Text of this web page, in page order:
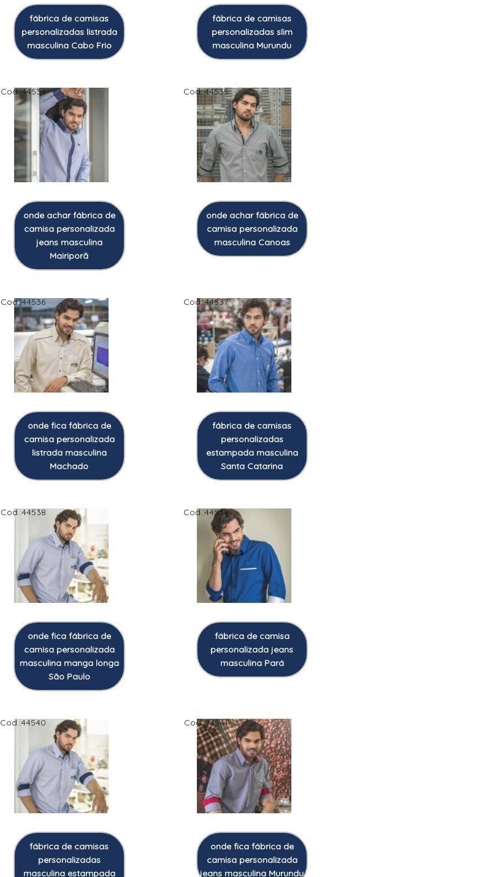
fábrica de camisas
personalizadas listrada
masculina Cabo Frio
fábrica de camisas
personalizadas slim
masculina Murundu
Cod.:44534
onde achar fábrica de
camisa personalizada
jeans masculina
Mairiporã
Cod.:44535
onde achar fábrica de
camisa personalizada
masculina Canoas
Cod.:44536
onde fica fábrica de
camisa personalizada
listrada masculina
Machado
Cod.:44537
fábrica de camisas
personalizadas
estampada masculina
Santa Catarina
Cod.:44538
onde fica fábrica de
camisa personalizada
masculina manga longa
São Paulo
Cod.:44539
fábrica de camisa
personalizada jeans
masculina Pará
Cod.:44540
fábrica de camisas
personalizadas
masculina estampada
Cod.:44541
onde fica fábrica de
camisa personalizada
jeans masculina Murundu